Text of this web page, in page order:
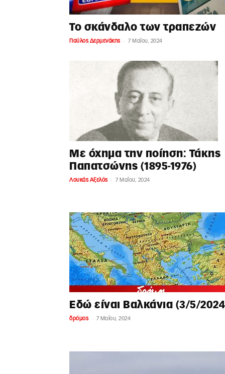
Το σκάνδαλο των τραπεζών
Παύλος Δερμενάκης - 7 Μαΐου, 2024
Mε όχημα την ποίηση: Τάκης
Παπατσώνης (1895-1976)
Λουκάς Αξελός - 7 Μαΐου, 2024
Εδώ είναι Βαλκάνια (3/5/
δρόμος - 7 Μαΐου, 2024